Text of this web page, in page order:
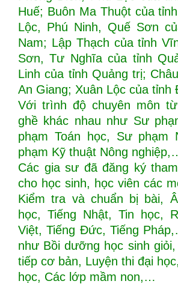
Huế; Buôn Ma Thuột của
Lộc, Phú Ninh, Quế Sơn
Nam; Lập Thạch của tỉnh
Sơn, Tư Nghĩa của tỉnh
Linh của tỉnh Quảng trị;
An Giang; Xuân Lộc của
Với trình độ chuyên môn
ghề khác nhau như Sư
phạm Toán học, Sư phạm
phạm Kỹ thuật Nông
Các gia sư đã đăng ký
cho học sinh, học viên các
Kiểm tra và chuẩn bị bài,
học, Tiếng Nhật, Tin học,
Việt, Tiếng Đức, Tiếng
như Bồi dưỡng học sinh
tiếp cơ bản, Luyện thi đại
học, Các lớp mầm non,…